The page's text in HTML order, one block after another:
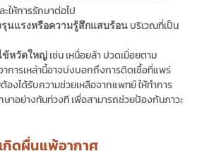
ให้การรักษาต่อไป
รุนแรงหรือความรู้สึกแสบร้อน บริเวณที่เป็น
ข้หวัดใหญ่ เช่น เหนื่อยล้า ปวดเมื่อยตาม
าการเหล่านี้อาจบ่งบอกถึงการติดเชื้อที่แพร่
องได้รับความช่วยเหลือจากแพทย์ ให้ทำการ
ษาอย่างทันท่วงที เพื่อสามารถช่วยป้องกันภาวะ
ดผื่นแพ้อากาศ